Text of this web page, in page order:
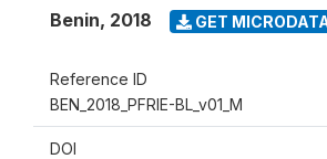
Benin, 2018 GET
Reference ID
BEN_2018_PFRIE-BL_v01_M
DOI